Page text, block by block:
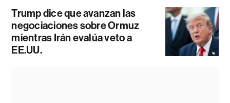
Trump dice que avanzan las
negociaciones sobre Ormuz
mientras Irán evalúa veto a
EE.UU.